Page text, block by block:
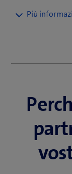
IoT per
La ricetta per il
integrazione
Services &
occorre per